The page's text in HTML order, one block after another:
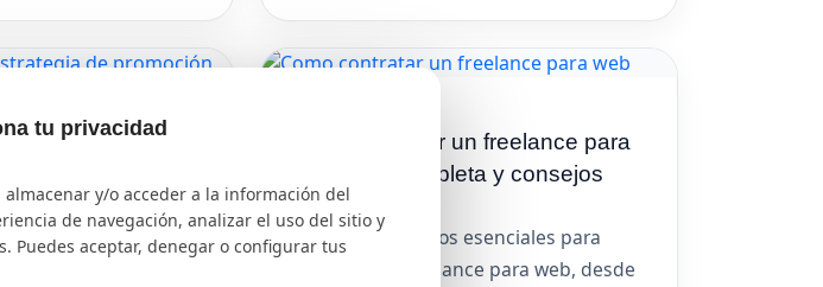
estrategia de
una estrategia de
impulsar la
y servicios,
Cómo contratar un freelance para
web: guía completa y consejos
prácticos
Descubre los pasos esenciales para
contratar un freelance para web, desde
tu privacidad
y/o acceder a la información del
de navegación, analizar el uso del sitio y
Puedes aceptar, denegar o configurar tus